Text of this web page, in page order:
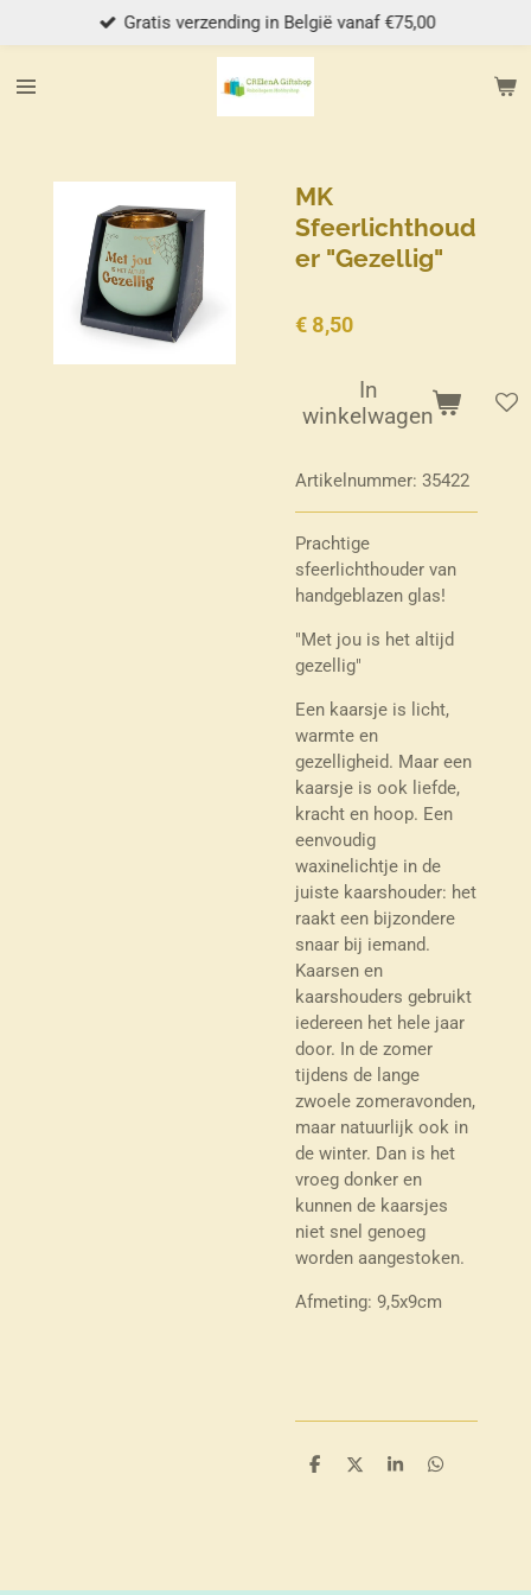
direct
naar
Gratis verzending in België vanaf €75,00
MK
Sfeerlichthoud
er "Gezellig"
€ 8,50
In
winkelwagen
Artikelnummer: 35422
Prachtige
sfeerlichthouder van
handgeblazen glas!
"Met jou is het altijd
gezellig"
Een kaarsje is licht,
warmte en
gezelligheid. Maar een
kaarsje is ook liefde,
kracht en hoop. Een
eenvoudig
waxinelichtje in de
juiste kaarshouder: het
raakt een bijzondere
snaar bij iemand.
Kaarsen en
kaarshouders gebruikt
iedereen het hele jaar
door. In de zomer
tijdens de lange
zwoele zomeravonden,
maar natuurlijk ook in
de winter. Dan is het
vroeg donker en
kunnen de kaarsjes
niet snel genoeg
worden aangestoken.
Afmeting: 9,5x9cm
D
D
S
D